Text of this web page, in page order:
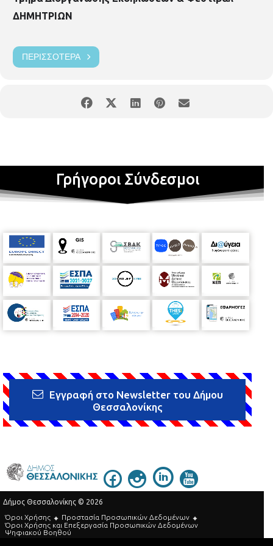
ΔΗΜΗΤΡΙΩΝ
ΠΕΡΙΣΣΌΤΕΡΑ
Γρήγοροι Σύνδεσμοι
Εγγραφή στο Newsletter του Δήμου
Θεσσαλονίκης
Δήμος Θεσσαλονίκης © 2026
Όροι Χρήσης
Προστασία Προσωπικών Δεδομένων
Όροι Xρήσης και Eπεξεργασία Προσωπικών Δεδομένων
Ψηφιακού Βοηθού